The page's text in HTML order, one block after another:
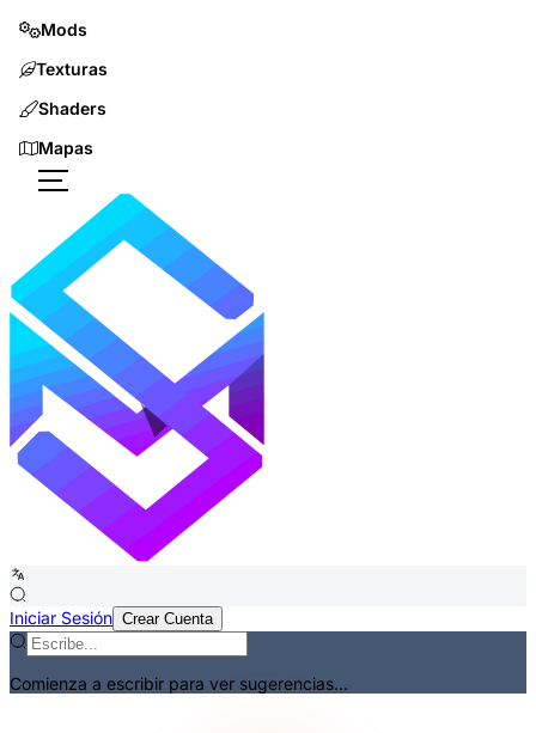
Mods
Texturas
Shaders
Mapas
Iniciar Sesión Crear Cuenta
Comienza a escribir para ver sugerencias...